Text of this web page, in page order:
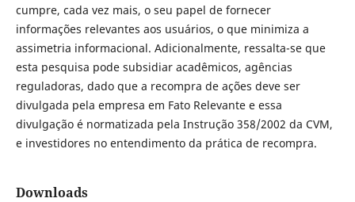
cumpre, cada vez mais, o seu papel de fornecer
informações relevantes aos usuários, o que minimiza a
assimetria informacional. Adicionalmente, ressalta-se que
esta pesquisa pode subsidiar acadêmicos, agências
reguladoras, dado que a recompra de ações deve ser
divulgada pela empresa em Fato Relevante e essa
divulgação é normatizada pela Instrução 358/2002 da CVM,
e investidores no entendimento da prática de recompra.
Downloads